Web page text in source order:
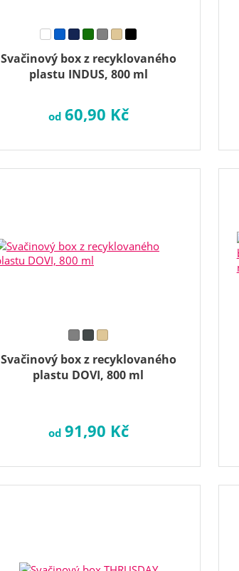
Svačinový box z recyklovaného
plastu INDUS, 800 ml
od 60,90 Kč
Svačinový box z recyklovaného
plastu DOVI, 800 ml
od 91,90 Kč